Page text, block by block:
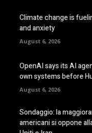
Climate change is
and anxiety
August 6, 2026
OpenAI says its AI
own systems before
August 6, 2026
Sondaggio: la
americani si oppone